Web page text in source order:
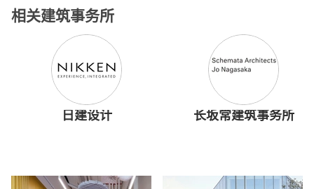
相关建筑事务所
日建设计 长坂常建筑事务所